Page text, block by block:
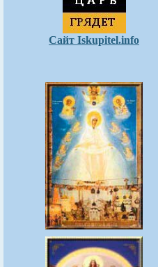
Сайт Iskupitel.info